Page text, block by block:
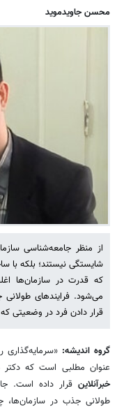
محسن جاویدموید
از منظر جامعه‌شناسی
شایستگی نیستند؛ بلکه با
که قدرت در سازمان‌ها
می‌شود. فرایندهای طولانی
قرار دادن فرد در وضعیتی
گروه اندیشه: «سرمایه‌گذاری
عنوان مطلبی است که دکتر
خبرآنلاین قرار داده است.
طولانی جذب در سازمان‌ها،